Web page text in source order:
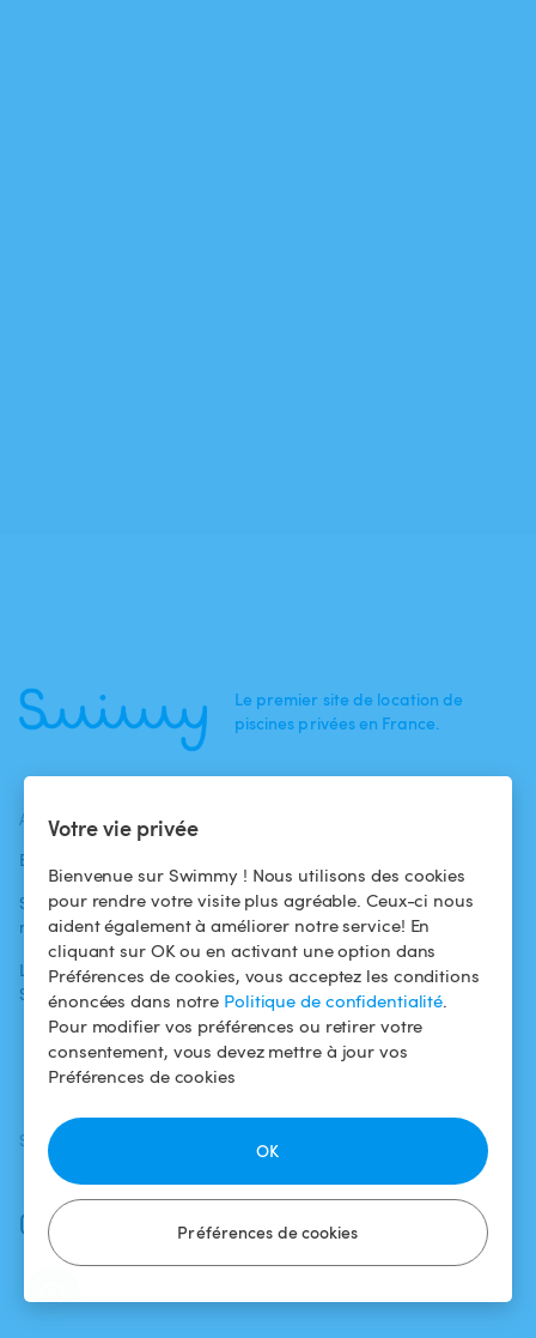
Votre vie privée
Bienvenue sur Swimmy ! Nous utilisons des cookies
pour rendre votre visite plus agréable. Ceux-ci nous
aident également à améliorer notre service! En
cliquant sur OK ou en activant une option dans
Préférences de cookies, vous acceptez les conditions
énoncées dans notre Politique de confidentialité.
Pour modifier vos préférences ou retirer votre
consentement, vous devez mettre à jour vos
Préférences de cookies
Préférences de cookies
OK
Le premier site de location de
piscines privées en France.
ACTUALITÉS
Blog
Swimmy dans les
médias
L'aventure
Swimmy
baigneurs
Pour les
propriétaires
Louer ma piscine
Comment ça
marche ?
Conditions
d'utilisation
Politique de
confidentialité
Mentions légales
SUIVEZ-NOUS
Facebook
Instagram